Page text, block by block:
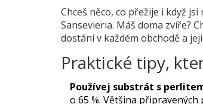
Chceš něco, co přežije i když
Sansevieria. Máš doma zvíře?
dostání v každém obchodě a
Praktické tipy,
Používej substrát s
o 65 %. Většina